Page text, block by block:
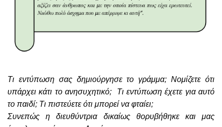
Τι εντύπωση σας δημιούργησε το γράμμα; Νομίζετε ότι
υπάρχει κάτι το ανησυχητικό; Τι εντύπωση έχετε για αυτό
το παιδί; Τι πιστεύετε ότι μπορεί να φταίει;
Συνεπώς η διευθύντρια δικαίως θορυβήθηκε και μας